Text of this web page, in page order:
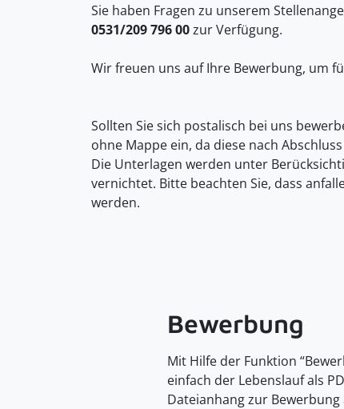
Sie haben Fragen zu unserem
0531/209 796 00zur Verfügung.
Wir freuen uns auf Ihre Bewerbung, um
Sollten Sie sich postalisch bei uns
ohne Mappe ein, da diese nach
Die Unterlagen werden unter
vernichtet. Bitte beachten Sie, dass
werden.
Bewerbung
Mit Hilfe der Funktion
einfach der Lebenslauf als
Dateianhang zur